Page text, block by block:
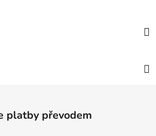
platby převodem